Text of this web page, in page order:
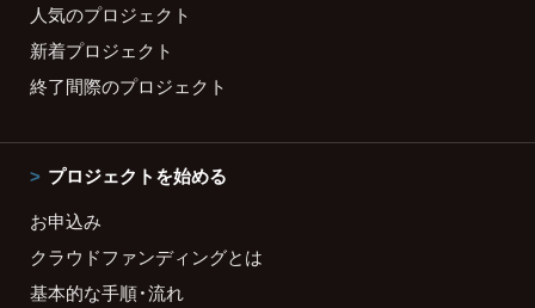
人気のプロジェクト
新着プロジェクト
終了間際のプロジェクト
プロジェクトを始める
お申込み
クラウドファンディングとは
基本的な手順・流れ